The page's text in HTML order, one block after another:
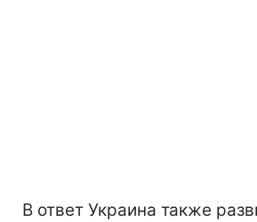
В ответ Украина также